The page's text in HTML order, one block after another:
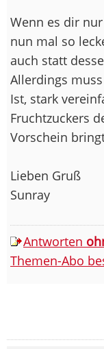
Wenn es dir
nun mal so
auch statt
Allerdings
Ist, stark
Fruchtzuckers
Vorschein
Lieben Gruß
Sunray
Antworten
Themen-Abo